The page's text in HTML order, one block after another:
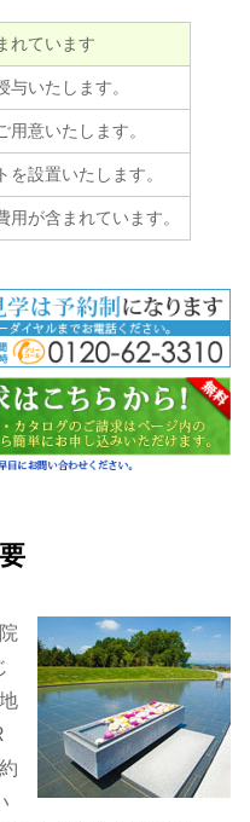
れています
いたします。
意いたします。
設置いたします。
用が含まれています。